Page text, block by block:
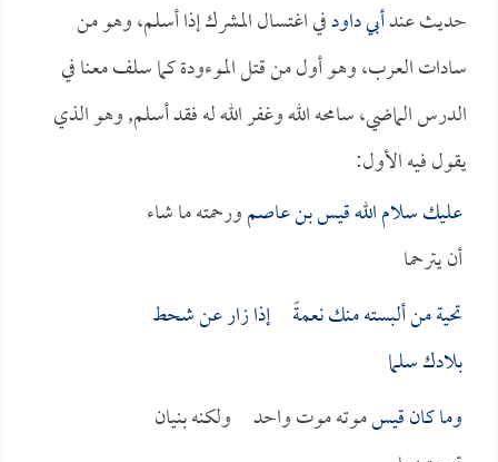
حديث عندأبي داودفي اغتسال المشرك إذا أسلم، وهو من
سادات العرب، وهو أول من قتل الموءودة كما سلف معنا في
الدرس الماضي، سامحه الله وغفر الله له فقد أسلم, وهو الذي
يقول فيه الأول:
عليك سلام اللهقيس بن عاصمورحمته ما شاء
أن يترحما
تحية من ألبسته منك نعمةً إذا زار عن شحط
بلادك سلما
وما كانقيسموته موت واحد ولكنه بنيان